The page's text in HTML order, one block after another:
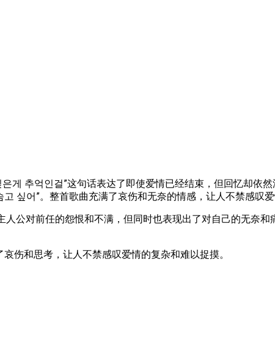
게 추억인걸”这句话表达了即使爱情已经结束，但回忆却依
싶어”。整首歌曲充满了哀伤和无奈的情感，让人不禁感叹爱
公对前任的怨恨和不满，但同时也表现出了对自己的无奈
伤和思考，让人不禁感叹爱情的复杂和难以捉摸。